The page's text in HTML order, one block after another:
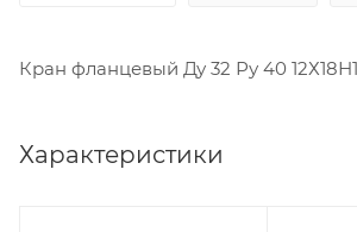
Кран фланцевый Ду 32 Ру 40
Характеристики